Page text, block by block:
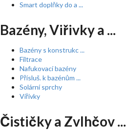
Smart doplňky do a ...
Bazény, Viřivky a ...
Bazény s konstrukc ...
Filtrace
Nafukovací bazény
Přísluš. k bazénům ...
Solární sprchy
Vířivky
Čističky a Zvlhčov ...